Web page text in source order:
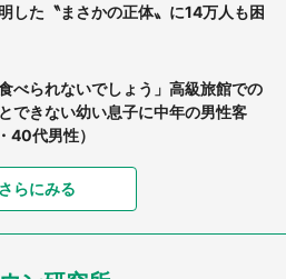
した〝まさかの正体〟に14万人も困
べられないでしょう」高級旅館での
できない幼い息子に中年の男性客
40代男性）
歳息子の〝店頭駄々こね〟の内容に1.
お菓子売り場ならまだしも...」「ハ
さらにみる